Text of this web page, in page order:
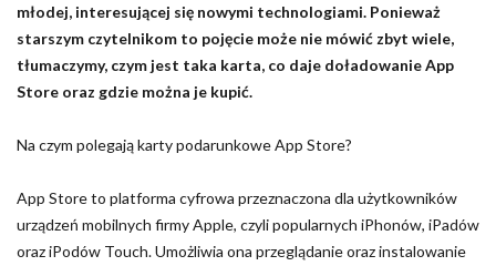
młodej, interesującej się nowymi technologiami. Ponieważ
starszym czytelnikom to pojęcie może nie mówić zbyt wiele,
tłumaczymy, czym jest taka karta, co daje doładowanie App
Store oraz gdzie można je kupić.
Na czym polegają karty podarunkowe App Store?
App Store to platforma cyfrowa przeznaczona dla użytkowników
urządzeń mobilnych firmy Apple, czyli popularnych iPhonów, iPadów
oraz iPodów Touch. Umożliwia ona przeglądanie oraz instalowanie